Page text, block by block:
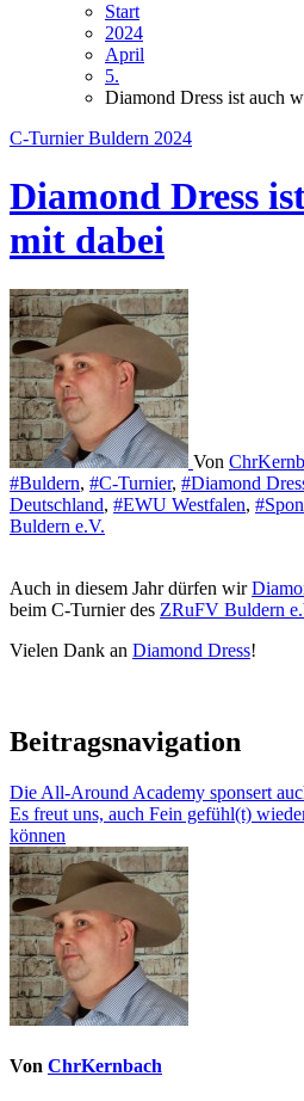
Start
2024
April
5.
Diamond Dress ist auch
C-Turnier Buldern 2024
Diamond Dress
mit dabei
Von
#Buldern, #C-Turnier, #Diamond
Deutschland, #EWU Westfalen,
Buldern e.V.
Auch in diesem Jahr dürfen wir
beim C-Turnier des ZRuFV Buldern
Vielen Dank an Diamond Dress!
Beitragsnavigation
Die All-Around Academy sponsert
Es freut uns, auch Fein gefühl(t)
können
Von ChrKernbach